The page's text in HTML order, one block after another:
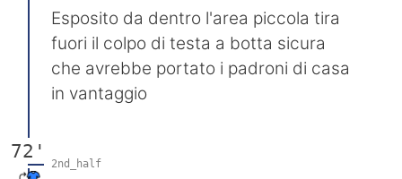
Esposito da dentro l'area piccola tira
fuori il colpo di testa a botta sicura
che avrebbe portato i padroni di casa
in vantaggio
72'
2nd_half